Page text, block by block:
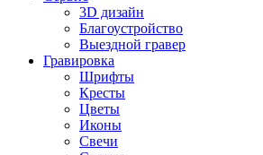
3D дизайн
Благоустройство
Выездной гравер
Гравировка
Шрифты
Кресты
Цветы
Иконы
Свечи